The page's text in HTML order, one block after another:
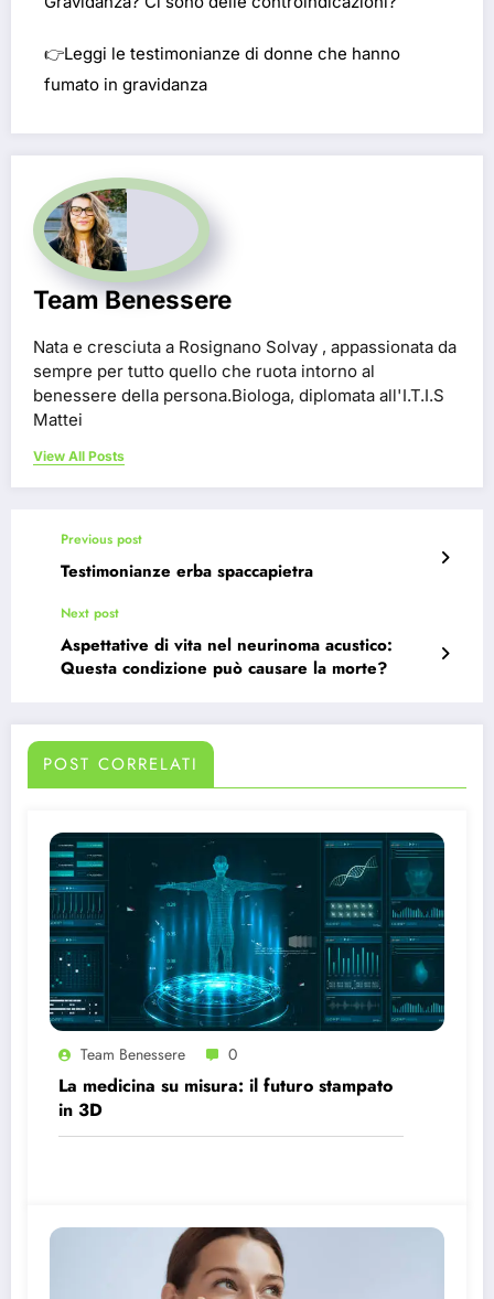
👉Leggi le testimonianze di donne che hanno
fumato in gravidanza
Team Benessere
Nata e cresciuta a Rosignano Solvay , appassionata da
sempre per tutto quello che ruota intorno al
benessere della persona.Biologa, diplomata all'I.T.I.S
Mattei
View All Posts
Previous post
Testimonianze erba spaccapietra
Next post
Aspettative di vita nel neurinoma acustico:
Questa condizione può causare la morte?
POST CORRELATI
Team Benessere 0
La medicina su misura: il futuro stampato
in 3D